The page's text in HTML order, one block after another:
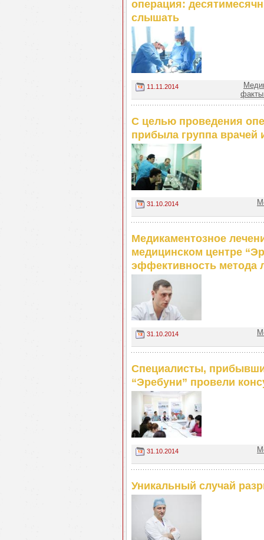
операция:
слышать
11.11.2014
С целью проведения
прибыла группа врачей
31.10.2014
Медикаментозное
медицинском центре
эффективность метода
31.10.2014
Специалисты,
“Эребуни” провели
31.10.2014
Уникальный случай